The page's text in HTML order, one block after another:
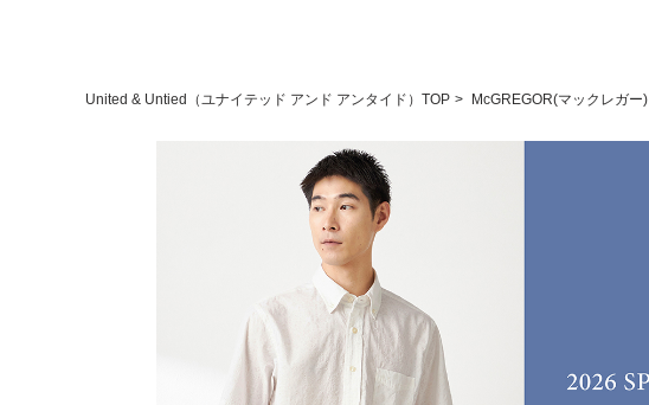
United & Untied（ユナイテッド アンド アンタイド）TOP McGREGOR(マックレガー)